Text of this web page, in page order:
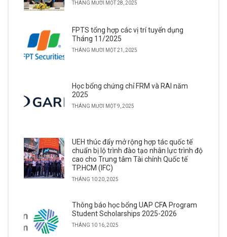
THÁNG MƯỜI MỘT 28, 2025
FPTS tổng hợp các vị trí tuyển dụng
Tháng 11/2025
THÁNG MƯỜI MỘT 21, 2025
Học bổng chứng chỉ FRM và RAI năm
2025
THÁNG MƯỜI MỘT 9, 2025
UEH thúc đẩy mở rộng hợp tác quốc tế
chuẩn bị lộ trình đào tạo nhân lực trình độ
cao cho Trung tâm Tài chính Quốc tế
TP.HCM (IFC)
THÁNG 10 20, 2025
Thông báo học bổng UAP CFA Program
Student Scholarships 2025-2026
THÁNG 10 16, 2025